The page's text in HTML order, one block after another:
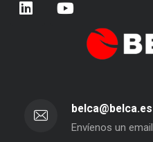
belca@belca.es
Envíenos un email